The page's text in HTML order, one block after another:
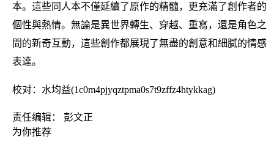
本。這些同人本不僅延續了原作的精髓，更充滿了創作者的
個性與熱情。無論是異世界轉生、穿越、重寫，還是角色之
間的新奇互動，這些創作都展現了無盡的創意和細膩的情感
表達。
校对：水均益(1c0m4pjyqztpma0s7t9zffz4htykkag)
责任编辑： 彭文正
为你推荐